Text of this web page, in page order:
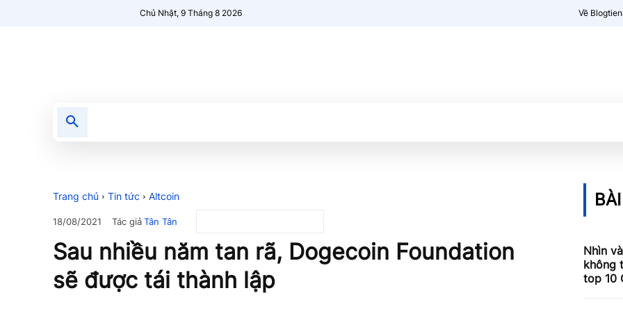
Chủ Nhật, 9 Tháng 8 2026 Về
Trang chủ Tin tức Altcoin
18/08/2021 Tác giảTân Tân
Sau nhiều năm tan rã, Dogecoin Foundation
sẽ được tái thành lập
Nhìn
không
top 10